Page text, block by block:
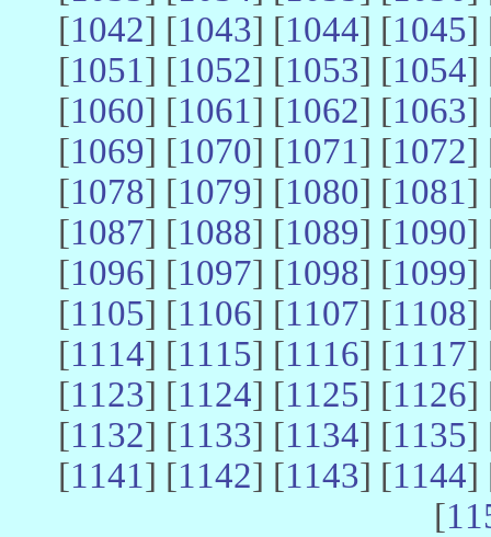
[1042] [1043] [1044] [1045]
[1051] [1052] [1053] [1054]
[1060] [1061] [1062] [1063]
[1069] [1070] [1071] [1072]
[1078] [1079] [1080] [1081]
[1087] [1088] [1089] [1090]
[1096] [1097] [1098] [1099]
[1105] [1106] [1107] [1108]
[1114] [1115] [1116] [1117]
[1123] [1124] [1125] [1126]
[1132] [1133] [1134] [1135]
[1141] [1142] [1143] [1144]
[